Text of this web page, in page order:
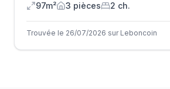
97m²
3 pièces 2 ch.
Trouvée le 26/07/2026 sur Leboncoin